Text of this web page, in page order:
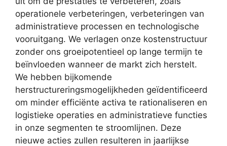
operationele verbeteringen, verbeteringen van
administratieve processen en technologische
vooruitgang. We verlagen onze kostenstructuur
zonder ons groeipotentieel op lange termijn te
beïnvloeden wanneer de markt zich herstelt.
We hebben bijkomende
herstructureringsmogelijkheden geïdentificeerd
om minder efficiënte activa te rationaliseren en
logistieke operaties en administratieve functies
in onze segmenten te stroomlijnen. Deze
nieuwe acties zullen resulteren in jaarlijkse